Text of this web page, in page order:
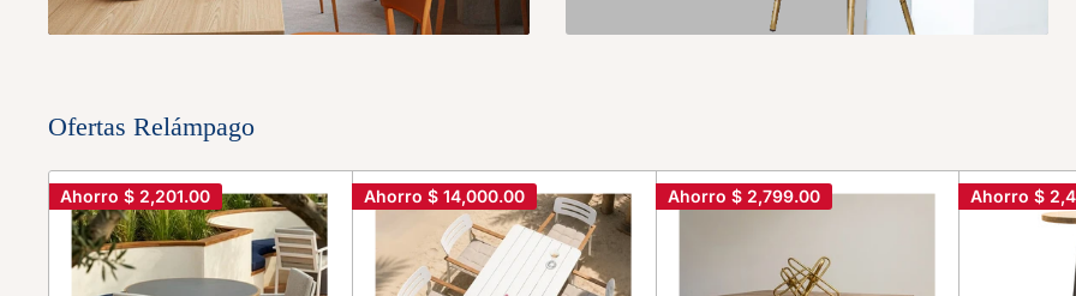
Ofertas Relámpago
Ahorro $ 2,201.00 Ahorro $ 14,000.00 Ahorro $ 2,799.00 Ahorro$